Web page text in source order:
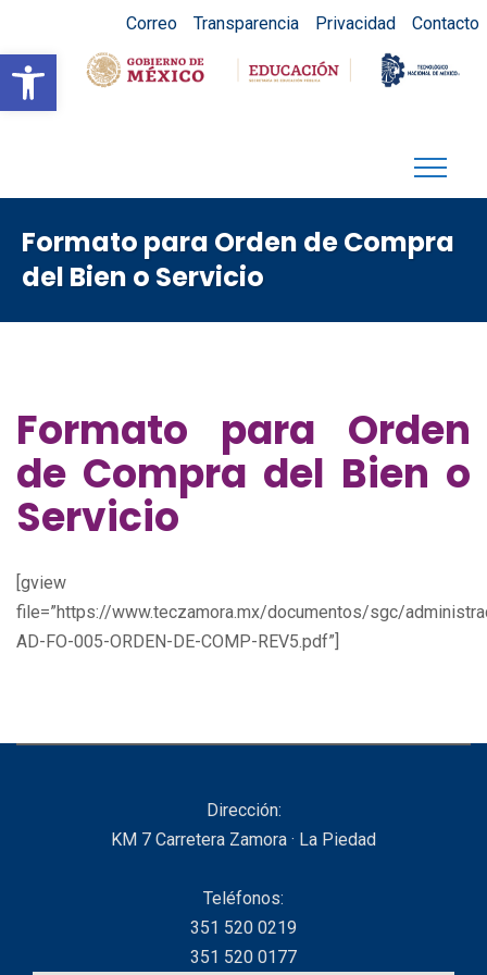
Abrir barra de herramientas
Correo Transparencia Privacidad Contacto
Formato para Orden de Compra
del Bien o Servicio
Formato para Orden
de Compra del Bien o
Servicio
[gview
file=”https://www.teczamora.mx/documentos/sgc/
AD-FO-005-ORDEN-DE-COMP-REV5.pdf”]
Dirección:
KM 7 Carretera Zamora · La Piedad
Teléfonos:
351 520 0219
351 520 0177